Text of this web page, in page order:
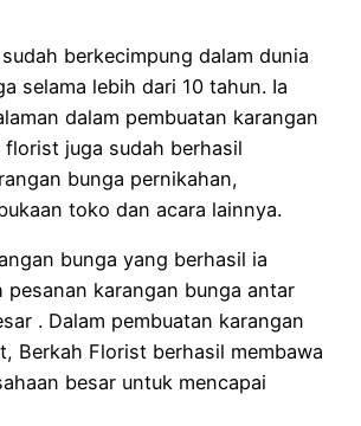
berkecimpung dalam dunia
selama lebih dari 10 tahun. Ia
dalam pembuatan karangan
florist juga sudah berhasil
bunga pernikahan,
toko dan acara lainnya.
bunga yang berhasil ia
pesanan karangan bunga antar
. Dalam pembuatan karangan
Berkah Florist berhasil membawa
besar untuk mencapai